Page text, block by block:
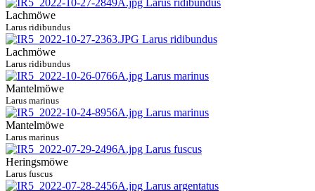
Lachmöwe
Larus ridibundus
Lachmöwe
Larus ridibundus
Mantelmöwe
Larus marinus
Mantelmöwe
Larus marinus
Heringsmöwe
Larus fuscus